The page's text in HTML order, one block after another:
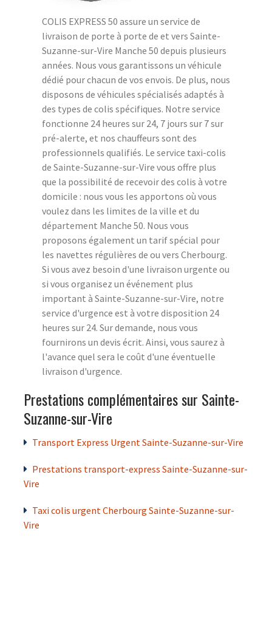
COLIS EXPRESS 50 assure un service de
livraison de porte à porte de et vers Sainte-
Suzanne-sur-Vire Manche 50 depuis plusieurs
années. Nous vous garantissons un véhicule
dédié pour chacun de vos envois. De plus, nous
disposons de véhicules spécialisés adaptés à
des types de colis spécifiques. Notre service
fonctionne 24 heures sur 24, 7 jours sur 7 sur
pré-alerte, et nos chauffeurs sont des
professionnels qualifiés. Le service taxi-colis
de Sainte-Suzanne-sur-Vire vous offre plus
que la possibilité de recevoir des colis à votre
domicile : nous vous les apportons où vous
voulez dans les limites de la ville et du
département Manche 50. Nous vous
proposons également un tarif spécial pour
les navettes régulières de ou vers Cherbourg.
Si vous avez besoin d'une livraison urgente ou
si vous organisez un événement plus
important à Sainte-Suzanne-sur-Vire, notre
service d'urgence est à votre disposition 24
heures sur 24. Sur demande, nous vous
fournirons un devis écrit. Ainsi, vous saurez à
l'avance quel sera le coût d'une éventuelle
livraison d'urgence.
Prestations complémentaires sur Sainte-
Suzanne-sur-Vire
Transport Express Urgent Sainte-Suzanne-sur-Vire
Prestations transport-express Sainte-Suzanne-sur-
Vire
Taxi colis urgent Cherbourg Sainte-Suzanne-sur-
Vire